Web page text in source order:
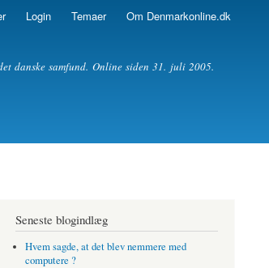
Login Temaer Om Denmarkonline.dk
danske samfund. Online siden 31. juli 2005.
Seneste blogindlæg
Hvem sagde, at det blev nemmere med
computere ?